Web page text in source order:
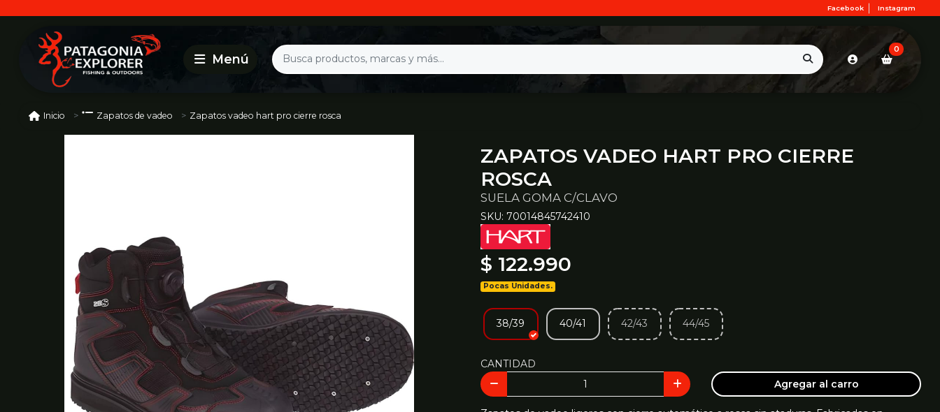
Facebook Instagram
0
Inicio Zapatos de vadeo Zapatos vadeo hart pro cierre rosca
ZAPATOS VADEO HART PRO CIERRE
ROSCA
SUELA GOMA C/CLAVO
SKU: 70014845742410
$ 122.990
Pocas Unidades.
38/39 40/41 42/43 44/45
CANTIDAD
Agregar al carro